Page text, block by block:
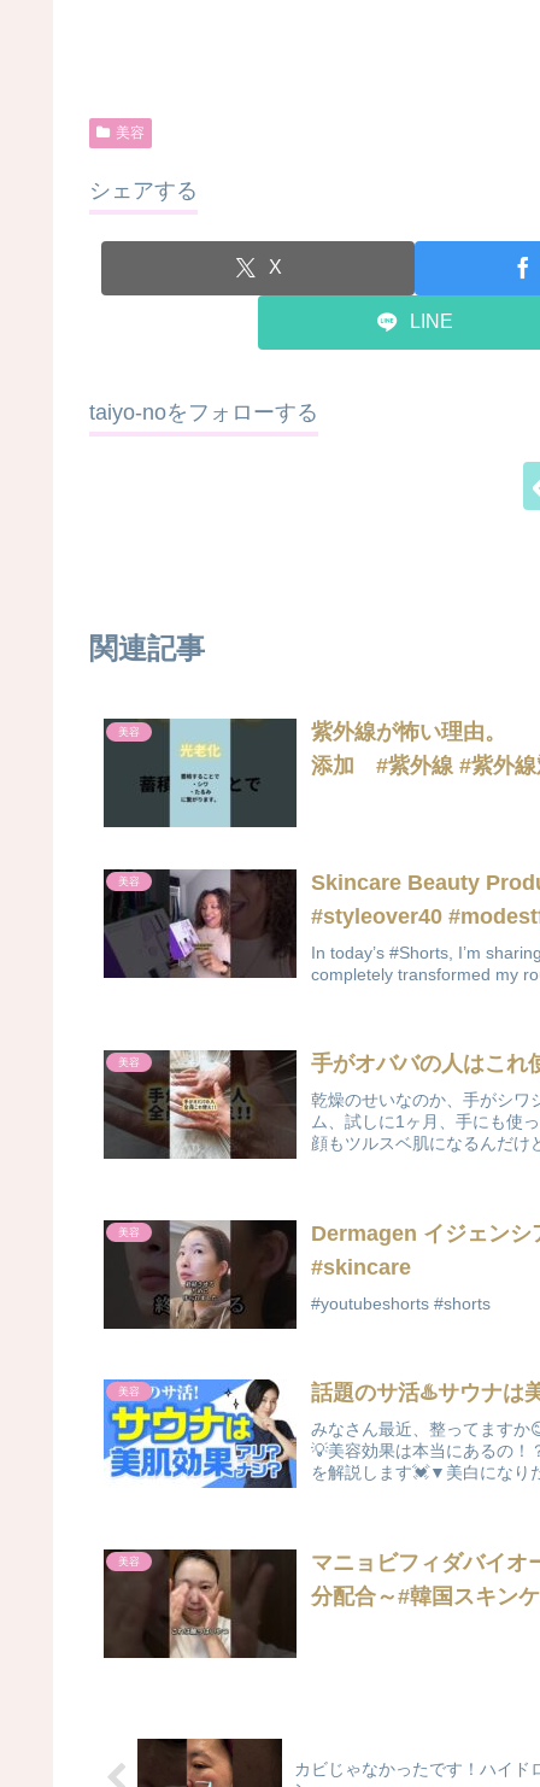
美容
シェアする
X
LINE
taiyo-noをフォローする
関連記事
美容
紫外線が怖い
添加 #紫外線 #紫外線
美容
Skincare Beauty
#styleover40
In today’s #Shorts, I’m
completely transformed my
美容 手がオババの人はこれ
乾燥のせいなのか、手がシワ
ム、試しに1ヶ月、手にも使
顔もツルスベ肌になるんだけ
美容
Dermagen イジェンシ
#skincare
#youtubeshorts #shorts
美容 話題のサ活♨️サウナは
みなさん最近、整ってますか
💡美容効果は本当にあるの！
を解説します💓▼美白になり
美容
マニョビフィダバイオ
分配合～#韓国スキン
カビじゃなかったです！ハイ